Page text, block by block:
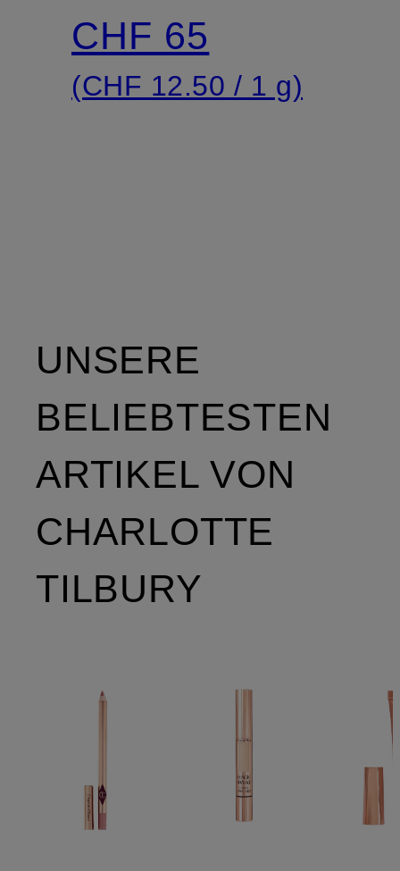
POPS
CHF 65
(CHF 12.50 / 1 g)
UNSERE
BELIEBTESTEN
ARTIKEL VON
CHARLOTTE
TILBURY